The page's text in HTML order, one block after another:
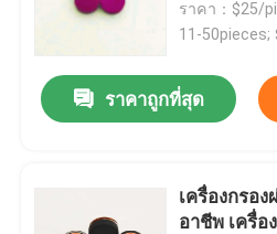
เครื่องกรอง IR Bandpass
เครื่องกรอง UV Bandpass
ITO กระจกป้องกันไฟฟ้าแม่เห
ราคา：$25/
11-50pieces;
ราคาถูกที่สุด
เครื่องกรอ
อาชีพ เครื่อ